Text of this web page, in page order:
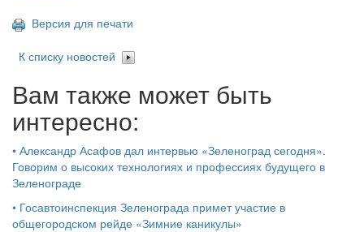
Версия для печати
К списку новостей
Вам также может быть
интересно:
• Александр Асафов дал интервью «Зеленоград сегодня».
Говорим о высоких технологиях и профессиях будущего в
Зеленограде
• Госавтоинспекция Зеленограда примет участие в
общегородском рейде «Зимние каникулы»